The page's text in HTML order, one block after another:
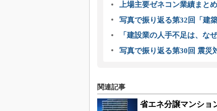
上場主要ゼネコン業績まと
写真で振り返る第32回「建
「建設業の人手不足は、な
写真で振り返る第30回 震災
関連記事
省エネ分譲マンショ